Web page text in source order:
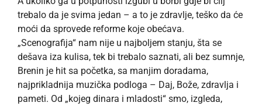
trebalo da je svima jedan – a to je zdravlje, teško da će
moći da sprovede reforme koje obećava.
„Scenografija“ nam nije u najboljem stanju, šta se
dešava iza kulisa, tek bi trebalo saznati, ali bez sumnje,
Brenin je hit sa početka, sa manjim doradama,
najprikladnija muzička podloga – Daj, Bože, zdravlja i
pameti. Od „kojeg dinara i mladosti“ smo, izgleda,